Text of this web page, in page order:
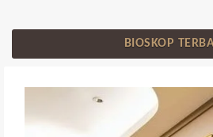
BIOSKOP